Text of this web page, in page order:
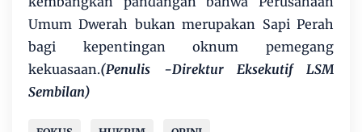
Umum Dwerah bukan merupakan Sapi Perah
bagi kepentingan oknum pemegang
kekuasaan.(Penulis -Direktur Eksekutif LSM
Sembilan)